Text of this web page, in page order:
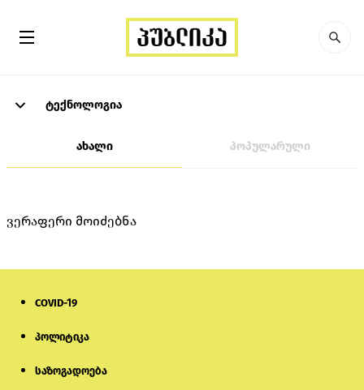
ტექნოლოგია
ახალი პოპულარული
ვერაფერი მოიძებნა
COVID-19
პოლიტიკა
საზოგადოება